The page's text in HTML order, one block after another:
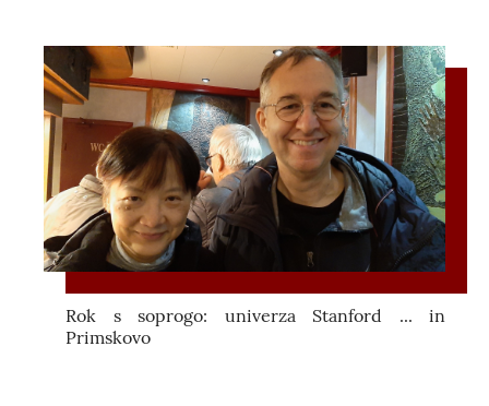
Rok s soprogo: univerza Stanford ... in
Primskovo